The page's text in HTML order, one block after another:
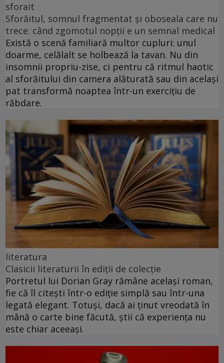
sforait
Sforăitul, somnul fragmentat și oboseala care nu
trece: când zgomotul nopții e un semnal medical
Există o scenă familiară multor cupluri: unul
doarme, celălalt se holbează la tavan. Nu din
insomnii propriu-zise, ci pentru că ritmul haotic
al sforăitului din camera alăturată sau din același
pat transformă noaptea într-un exercițiu de
răbdare.
literatura
Clasicii literaturii în ediții de colecție
Portretul lui Dorian Gray rămâne același roman,
fie că îl citești într-o ediție simplă sau într-una
legată elegant. Totuși, dacă ai ținut vreodată în
mână o carte bine făcută, știi că experiența nu
este chiar aceeași.